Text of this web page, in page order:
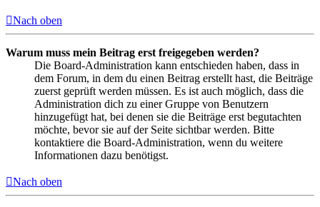
Nach oben
Warum muss mein Beitrag erst freigegeben werden?
Die Board-Administration kann entschieden haben, dass in
dem Forum, in dem du einen Beitrag erstellt hast, die Beiträge
zuerst geprüft werden müssen. Es ist auch möglich, dass die
Administration dich zu einer Gruppe von Benutzern
hinzugefügt hat, bei denen sie die Beiträge erst begutachten
möchte, bevor sie auf der Seite sichtbar werden. Bitte
kontaktiere die Board-Administration, wenn du weitere
Informationen dazu benötigst.
Nach oben